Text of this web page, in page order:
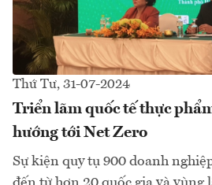
Thứ Tư, 31-07-2024
Triển lãm quốc tế thực
hướng tới Net Zero
Sự kiện quy tụ 900 doanh